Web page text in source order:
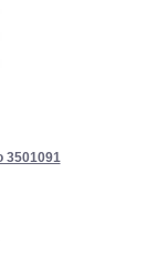
3501091